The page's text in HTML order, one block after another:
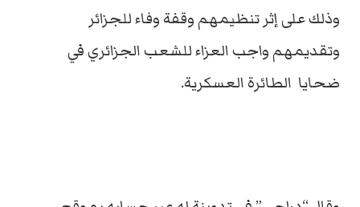
وذلك على إثر تنظيمهم وقفة وفاء للجزائر
وتقديمهم واجب العزاء للشعب الجزائري في
ضحايا الطائرة العسكرية.